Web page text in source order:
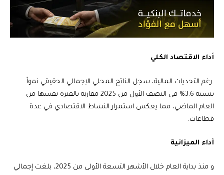
أداء الاقتصاد الكلي
رغم التحديات المالية، سجل الناتج المحلي الإجمالي الحقيقي نمواً
بنسبة 3.6% في النصف الأول من 2025 مقارنة بالفترة نفسها من
العام الماضي، مما يعكس استمرار النشاط الاقتصادي في عدة
قطاعات.
أداء الميزانية
و منذ بداية العام خلال الأشهر التسعة الأولى من 2025، بلغت إجمالي